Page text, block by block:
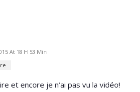
At 18 H 53 Min
et encore je n’ai pas vu la vidéo!